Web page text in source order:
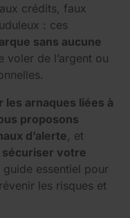
crédits, faux
: ces
sans aucune
voler de l’argent ou
les arnaques liées à
proposons
d’alerte, et
votre
guide essentiel pour
les risques et